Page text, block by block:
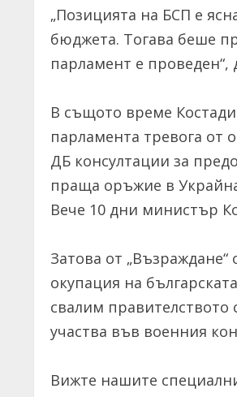
„Позицията на БСП е
бюджета. Тогава беше
парламент е
В същото време
парламента тревога от
ДБ консултации за
праща оръжие в
Вече 10 дни министър
Затова от
окупация на
свалим
участва във военния
Вижте нашите